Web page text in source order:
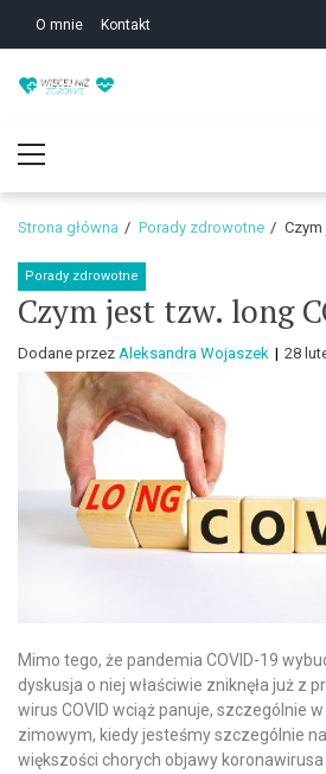
O mnie Kontakt
w zgodzie
Menu
Strona główna Porady zdrowotne Czym
Porady zdrowotne
Czym jest tzw. long
Dodane przez Aleksandra Wojaszek 28
Mimo tego, że pandemia COVID-19
dyskusja o niej właściwie zniknęła już z
wirus COVID wciąż panuje, szczególnie
zimowym, kiedy jesteśmy szczególnie
większości chorych objawy